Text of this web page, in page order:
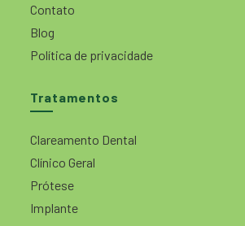
Contato
Blog
Política de privacidade
Tratamentos
Clareamento Dental
Clínico Geral
Prótese
Implante